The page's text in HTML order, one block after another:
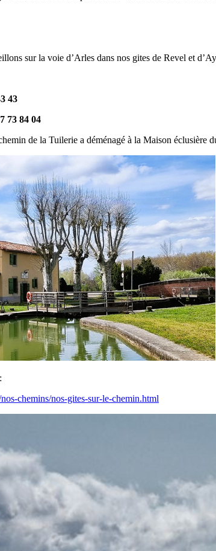
sur la voie d’Arles dans nos gites de Revel et
43
73 84 04
de la Tuilerie a déménagé à la Maison éclusière
chemins/nos-gites-sur-le-chemin.html